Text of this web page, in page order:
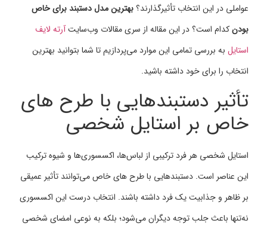
عواملی در این انتخاب تأثیرگذارند؟بهترین مدل دستبند برای خاص
بودنکدام است؟ در این مقاله از سری مقالات وب‌سایتآرته لایف
استایل به بررسی تمامی این موارد می‌پردازیم تا شما بتوانید بهترین
انتخاب را برای خود داشته باشید.
تأثیر دستبندهایی با طرح های
خاص بر استایل شخصی
استایل شخصی هر فرد ترکیبی از لباس‌ها، اکسسوری‌ها و شیوه ترکیب
این عناصر است. دستبندهایی با طرح‌ های خاص می‌توانند تأثیر عمیقی
بر ظاهر و جذابیت یک فرد داشته باشند. انتخاب درست این اکسسوری
نه‌تنها باعث جلب توجه دیگران می‌شود؛ بلکه به نوعی امضای شخصی